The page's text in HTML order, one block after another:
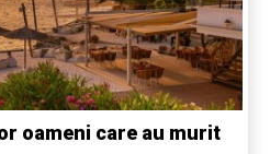
oameni care au murit